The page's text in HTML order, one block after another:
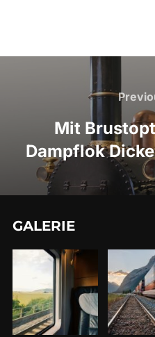
Mit
Dampflok
GALERIE